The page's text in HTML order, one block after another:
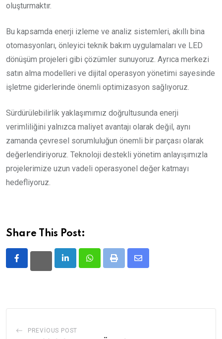
oluşturmaktır.
Bu kapsamda enerji izleme ve analiz sistemleri, akıllı bina
otomasyonları, önleyici teknik bakım uygulamaları ve LED
dönüşüm projeleri gibi çözümler sunuyoruz. Ayrıca merkezi
satın alma modelleri ve dijital operasyon yönetimi sayesinde
işletme giderlerinde önemli optimizasyon sağlıyoruz.
Sürdürülebilirlik yaklaşımımız doğrultusunda enerji
verimliliğini yalnızca maliyet avantajı olarak değil, aynı
zamanda çevresel sorumluluğun önemli bir parçası olarak
değerlendiriyoruz. Teknoloji destekli yönetim anlayışımızla
projelerimize uzun vadeli operasyonel değer katmayı
hedefliyoruz.
Share This Post:
LinkedInWhatsappPrint
Share
PREVIOUS POST